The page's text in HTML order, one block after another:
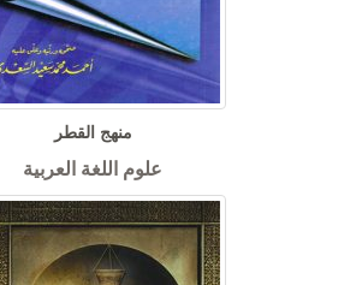
منهج القطر
علوم اللغة العربية